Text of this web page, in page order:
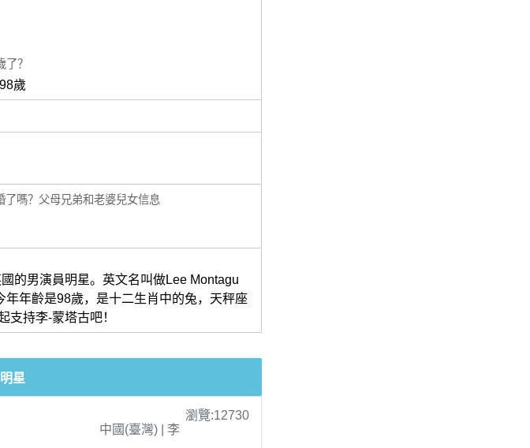
？
歲
嗎？父母兄弟和老婆兒女信息
的男演員明星。英文名叫做Lee Montagu
年年齡是98歲，是十二生肖中的兔，天秤座
支持李-蒙塔古吧！
星
瀏覽:12730
中國(臺灣) | 李